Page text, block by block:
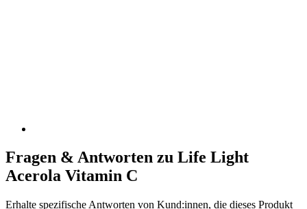
Fragen & Antworten zu Life Light
Acerola Vitamin C
Erhalte spezifische Antworten von Kund:innen, die dieses Produkt